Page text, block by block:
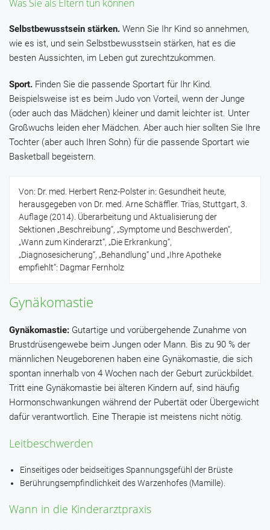
Was Sie als Eltern tun können
Selbstbewusstsein stärken. Wenn Sie Ihr Kind so annehmen,
wie es ist, und sein Selbstbewusstsein stärken, hat es die
besten Aussichten, im Leben gut zurechtzukommen.
Sport. Finden Sie die passende Sportart für Ihr Kind.
Beispielsweise ist es beim Judo von Vorteil, wenn der Junge
(oder auch das Mädchen) kleiner und damit leichter ist. Unter
Großwuchs leiden eher Mädchen. Aber auch hier sollten Sie Ihre
Tochter (aber auch Ihren Sohn) für die passende Sportart wie
Basketball begeistern.
Von: Dr. med. Herbert Renz-Polster in: Gesundheit heute,
herausgegeben von Dr. med. Arne Schäffler. Trias, Stuttgart, 3.
Auflage (2014). Überarbeitung und Aktualisierung der
Sektionen „Beschreibung“, „Symptome und Beschwerden“,
„Wann zum Kinderarzt“, „Die Erkrankung“,
„Diagnosesicherung“, „Behandlung“ und „Ihre Apotheke
empfiehlt“: Dagmar Fernholz
Gynäkomastie
Gynäkomastie: Gutartige und vorübergehende Zunahme von
Brustdrüsengewebe beim Jungen oder Mann. Bis zu 90 % der
männlichen Neugeborenen haben eine Gynäkomastie, die sich
spontan innerhalb von 4 Wochen nach der Geburt zurückbildet.
Tritt eine Gynäkomastie bei älteren Kindern auf, sind häufig
Hormonschwankungen während der Pubertät oder Übergewicht
dafür verantwortlich. Eine Therapie ist meistens nicht nötig.
Leitbeschwerden
Einseitiges oder beidseitiges Spannungsgefühl der Brüste
Berührungsempfindlichkeit des Warzenhofes (Mamille).
Wann in die Kinderarztpraxis